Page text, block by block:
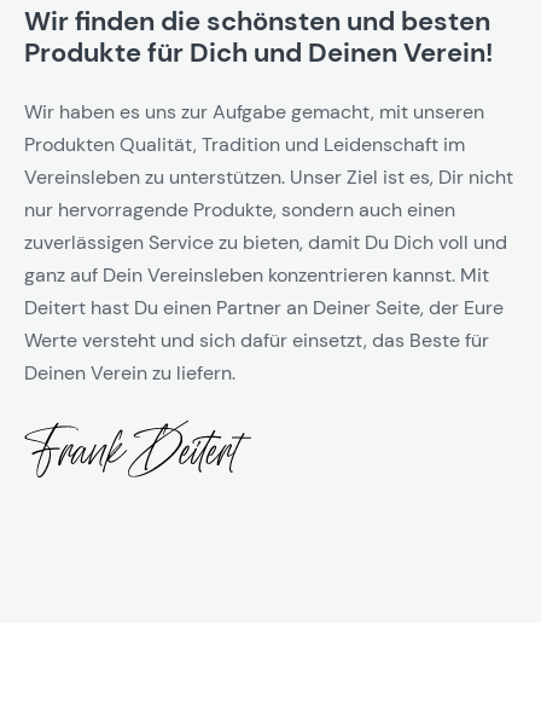
Wir finden die schönsten und besten
Produkte für Dich und Deinen Verein!
Wir haben es uns zur Aufgabe gemacht, mit unseren
Produkten Qualität, Tradition und Leidenschaft im
Vereinsleben zu unterstützen. Unser Ziel ist es, Dir nicht
nur hervorragende Produkte, sondern auch einen
zuverlässigen Service zu bieten, damit Du Dich voll und
ganz auf Dein Vereinsleben konzentrieren kannst. Mit
Deitert hast Du einen Partner an Deiner Seite, der Eure
Werte versteht und sich dafür einsetzt, das Beste für
Deinen Verein zu liefern.